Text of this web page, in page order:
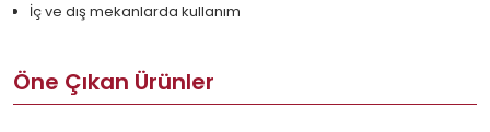
İç ve dış mekanlarda kullanım
Öne Çıkan Ürünler